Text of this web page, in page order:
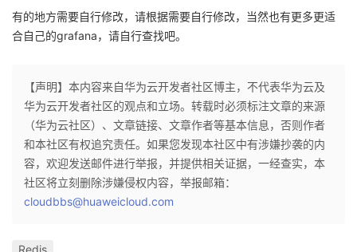
有的地方需要自行修改，请根据需要自行修改，当然也有更多更适
合自己的grafana，请自行查找吧。
【声明】本内容来自华为云开发者社区博主，不代表华为云及
华为云开发者社区的观点和立场。转载时必须标注文章的来源
（华为云社区）、文章链接、文章作者等基本信息，否则作者
和本社区有权追究责任。如果您发现本社区中有涉嫌抄袭的内
容，欢迎发送邮件进行举报，并提供相关证据，一经查实，本
社区将立刻删除涉嫌侵权内容，举报邮箱：
cloudbbs@huaweicloud.com
Redis